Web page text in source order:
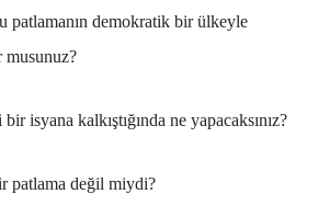
patlamanın demokratik bir ülkeyle
musunuz?
isyana kalkıştığında ne yapacaksınız?
patlama değil miydi?